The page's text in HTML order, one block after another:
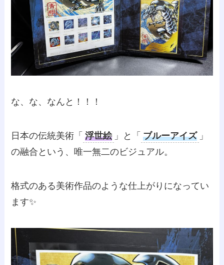
な、な、なんと！！！
日本の伝統美術「 浮世絵 」と「 ブルーアイズ 」
の融合という、唯一無二のビジュアル。
格式のある美術作品のような仕上がりになってい
ます✨️